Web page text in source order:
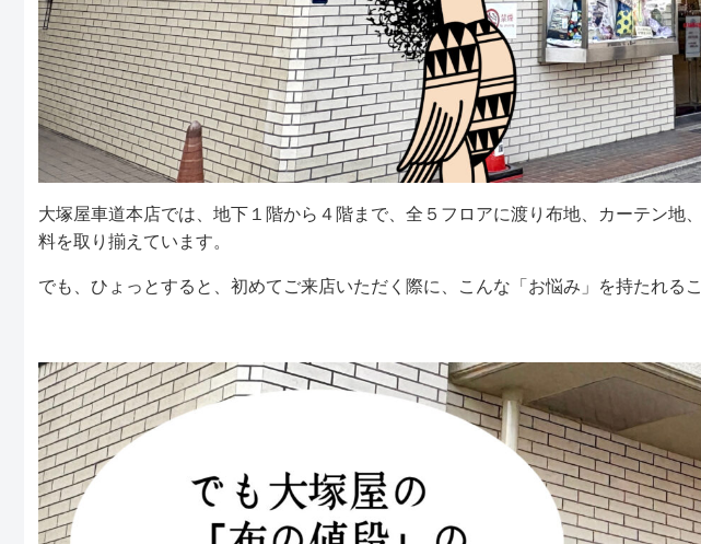
大塚屋車道本店では、地下１階から４階まで、全５フロアに渡り布地、カーテン地
料を取り揃えています。
でも、ひょっとすると、初めてご来店いただく際に、こんな「お悩み」を持たれる